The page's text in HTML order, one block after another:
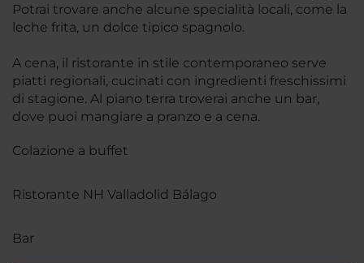
Potrai trovare anche alcune specialità locali, come la
leche frita, un dolce tipico spagnolo.
A cena, il ristorante in stile contemporaneo serve
piatti regionali, cucinati con ingredienti freschissimi
di stagione. Al piano terra troverai anche un bar,
dove puoi mangiare a pranzo e a cena.
Colazione a buffet
Ristorante NH Valladolid Bálago
Bar